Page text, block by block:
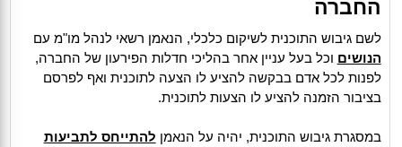
החברה
לשם גיבוש התוכנית לשיקום כלכלי, הנאמן רשאי לנהל מו"מ עם
הנושים וכל בעל עניין אחר בהליכי חדלות הפירעון של החברה,
לפנות לכל אדם בבקשה להציע לו הצעה לתוכנית ואף לפרסם
בציבור הזמנה להציע לו הצעות לתוכנית.
במסגרת גיבוש התוכנית, יהיה על הנאמן להתייחס לתביעות